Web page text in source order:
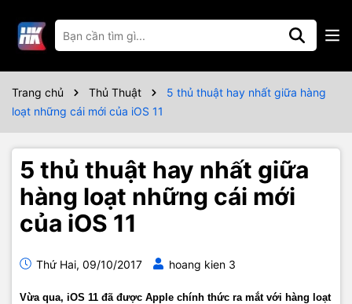
Trang chủ Thủ Thuật
5 thủ thuật hay nhất giữa hàng
loạt những cái mới của iOS 11
5 thủ thuật hay nhất giữa
hàng loạt những cái mới
của iOS 11
Thứ Hai, 09/10/2017 hoang kien 3
Vừa qua, iOS 11 đã được Apple chính thức ra mắt với hàng loạt